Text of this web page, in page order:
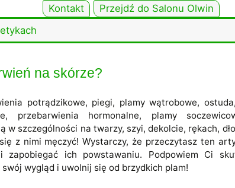
Kontakt
Przejdź do Salonu Olwin
na skórze?
potrądzikowe, piegi, plamy wątrobowe,
przebarwienia hormonalne, plamy
w szczególności na twarzy, szyi, dekolcie, rękach,
z nimi męczyć! Wystarczy, że przeczytasz ten
ich powstawaniu. Podpowiem Ci
wygląd i uwolnij się od brzydkich plam!